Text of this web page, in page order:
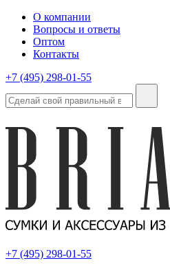
О компании
Вопросы и ответы
Оптом
Контакты
+7 (495) 298-01-55
+7 (495) 298-01-55